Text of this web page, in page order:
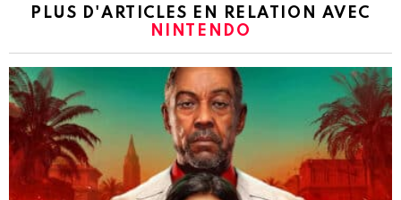
PLUS D'ARTICLES EN RELATION AVEC
NINTENDO